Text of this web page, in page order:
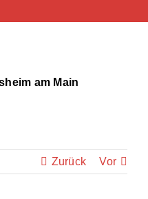
am Main
Zurück Vor